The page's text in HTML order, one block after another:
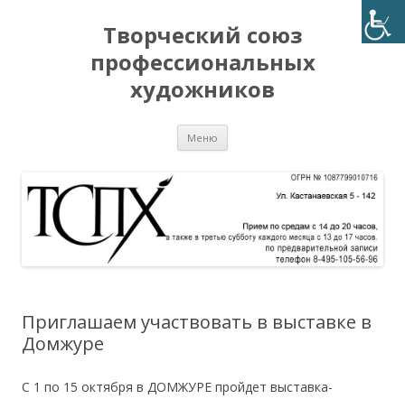
Творческий союз
профессиональных
художников
Меню
Приглашаем участвовать в выставке в
Домжуре
С 1 по 15 октября в ДОМЖУРЕ пройдет выставка-